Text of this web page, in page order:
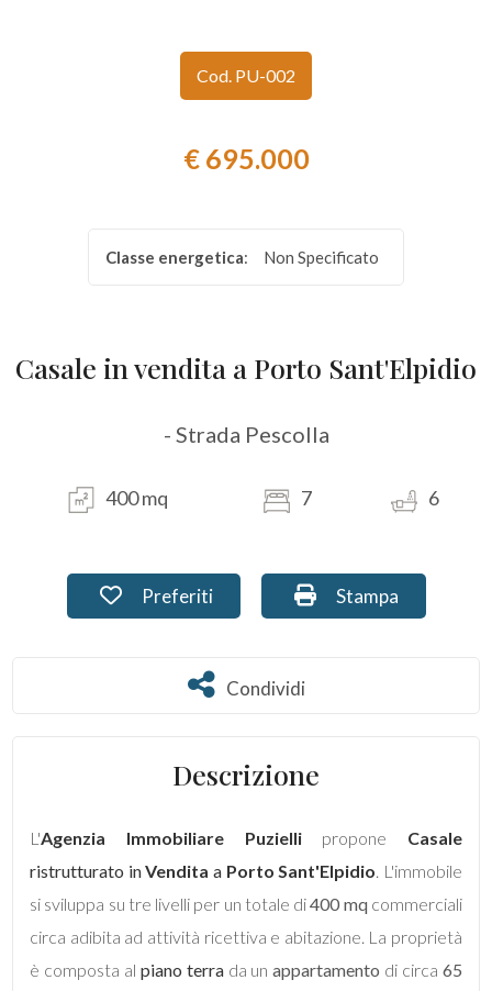
Cod. PU-002
€ 695.000
Classe energetica: Non Specificato
Casale in vendita a Porto Sant'Elpidio
- Strada Pescolla
400 mq 7 6
Preferiti: Cod. PU-002
Preferiti Stampa: Cod. PU-
Stampa
Condividi
Condividi
Descrizione
L'Agenzia Immobiliare Puziellipropone Casale
ristrutturato inVendita a Porto Sant'Elpidio. L'immobile
si sviluppa su tre livelli per un totale di400 mqcommerciali
circa adibita ad attività ricettiva e abitazione. La proprietà
è composta al piano terrada unappartamento di circa 65
multiscelta
Residenziali
Totale